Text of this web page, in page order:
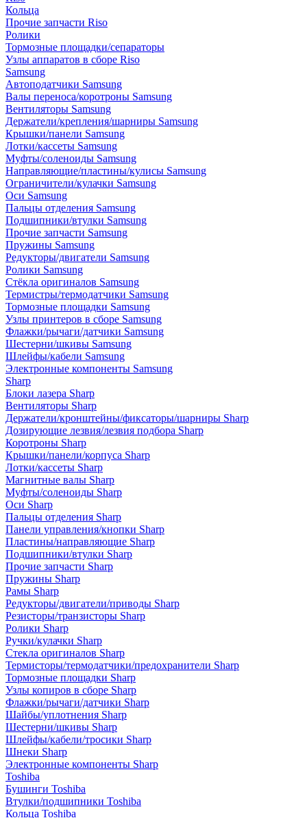
Кольца
Прочие запчасти Riso
Ролики
Тормозные площадки/сепараторы
Узлы аппаратов в сборе Riso
Samsung
Автоподатчики Samsung
Валы переноса/коротроны Samsung
Вентиляторы Samsung
Держатели/крепления/шарниры Samsung
Крышки/панели Samsung
Лотки/кассеты Samsung
Муфты/соленоиды Samsung
Направляющие/пластины/кулисы Samsung
Ограничители/кулачки Samsung
Оси Samsung
Пальцы отделения Samsung
Подшипники/втулки Samsung
Прочие запчасти Samsung
Пружины Samsung
Редукторы/двигатели Samsung
Ролики Samsung
Стёкла оригиналов Samsung
Термистры/термодатчики Samsung
Тормозные площадки Samsung
Узлы принтеров в сборе Samsung
Флажки/рычаги/датчики Samsung
Шестерни/шкивы Samsung
Шлейфы/кабели Samsung
Электронные компоненты Samsung
Sharp
Блоки лазера Sharp
Вентиляторы Sharp
Держатели/кронштейны/фиксаторы/шарниры Sharp
Дозирующие лезвия/лезвия подбора Sharp
Коротроны Sharp
Крышки/панели/корпуса Sharp
Лотки/кассеты Sharp
Магнитные валы Sharp
Муфты/соленоиды Sharp
Оси Sharp
Пальцы отделения Sharp
Панели управления/кнопки Sharp
Пластины/направляющие Sharp
Подшипники/втулки Sharp
Прочие запчасти Sharp
Пружины Sharp
Рамы Sharp
Редукторы/двигатели/приводы Sharp
Резисторы/транзисторы Sharp
Ролики Sharp
Ручки/кулачки Sharp
Стекла оригиналов Sharp
Термисторы/термодатчики/предохранители Sharp
Тормозные площадки Sharp
Узлы копиров в сборе Sharp
Флажки/рычаги/датчики Sharp
Шайбы/уплотнения Sharp
Шестерни/шкивы Sharp
Шлейфы/кабели/тросики Sharp
Шнеки Sharp
Электронные компоненты Sharp
Toshiba
Бушинги Toshiba
Втулки/подшипники Toshiba
Кольца Toshiba